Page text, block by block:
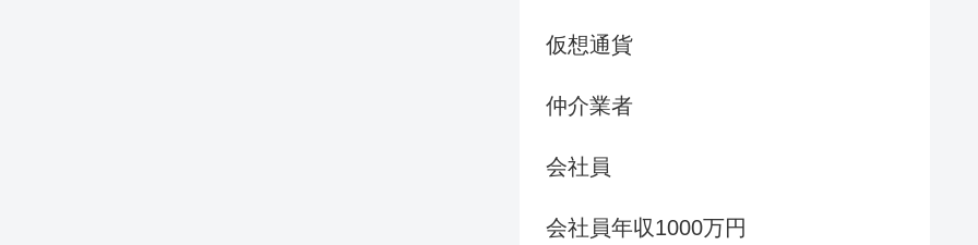
仮想通貨
仲介業者
会社員
会社員年収1000万円